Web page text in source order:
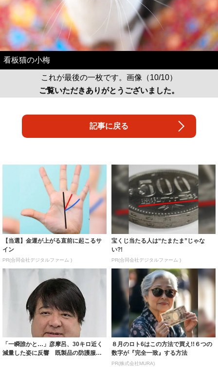
看板猫の小梅
これが最後の一枚です。画像（10/10）
ご覧いただきありがとうございました。
記事に戻る
【当選】金運が上がる直前に起こるサ
イン
PR(合同会社デジタルファーム )
宝くじ当たる人は“たまたま”じゃな
い?!
PR(合同会社デジタルファーム )
「一瞬誰かと…」彦摩呂、30キロ近く
減量した姿に反響 既製品の防護服が
８月のロト6はこの方法で買え!!６つの
数字が『完全一致』する方法
PR(株式会社MURA)